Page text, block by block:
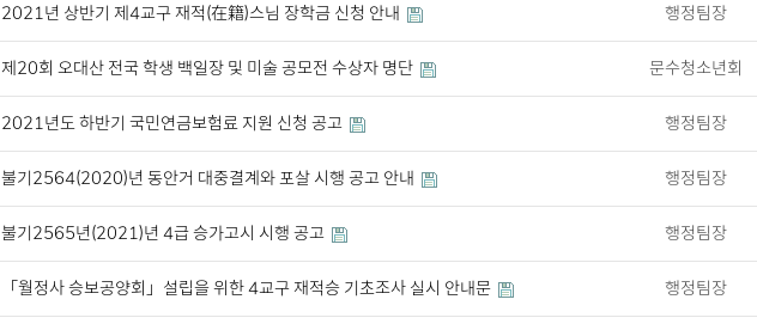
2021년 상반기 제4교구 재적(在籍)스님 장학금 신청 안내 행정팀장
제20회 오대산 전국 학생 백일장 및 미술 공모전 수상자 명단 문수청소년회
2021년도 하반기 국민연금보험료 지원 신청 공고 행정팀장
불기2564(2020)년 동안거 대중결계와 포살 시행 공고 안내 행정팀장
불기2565년(2021)년 4급 승가고시 시행 공고 행정팀장
「월정사 승보공양회」설립을 위한 4교구 재적승 기초조사 실시 안내문 행정팀장